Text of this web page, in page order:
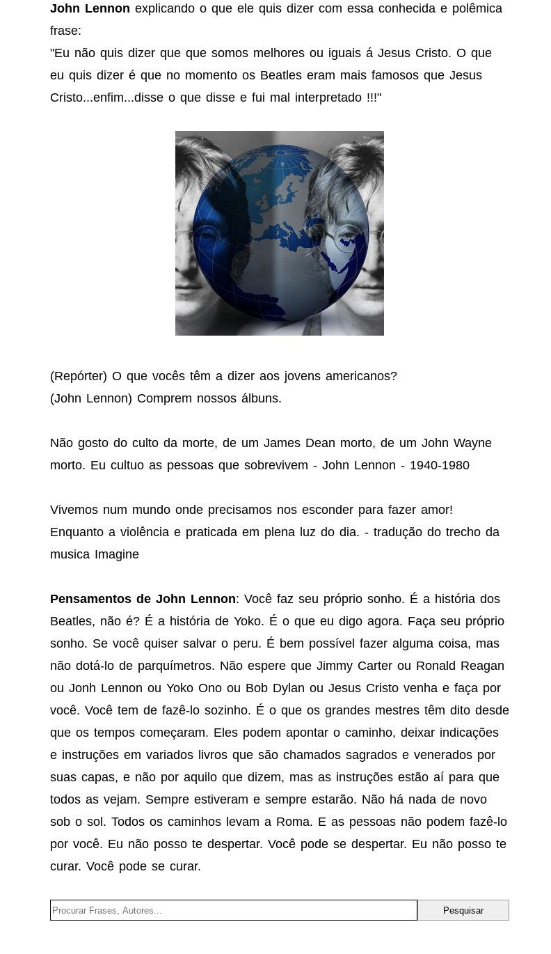
John Lennon explicando o que ele quis dizer com essa conhecida e polêmica
frase:
"Eu não quis dizer que que somos melhores ou iguais á Jesus Cristo. O que
eu quis dizer é que no momento os Beatles eram mais famosos que Jesus
Cristo...enfim...disse o que disse e fui mal interpretado !!!"
(Repórter) O que vocês têm a dizer aos jovens americanos?
(John Lennon) Comprem nossos álbuns.
Não gosto do culto da morte, de um James Dean morto, de um John Wayne
morto. Eu cultuo as pessoas que sobrevivem - John Lennon - 1940-1980
Vivemos num mundo onde precisamos nos esconder para fazer amor!
Enquanto a violência e praticada em plena luz do dia. - tradução do trecho da
musica Imagine
Pensamentos de John Lennon: Você faz seu próprio sonho. É a história dos
Beatles, não é? É a história de Yoko. É o que eu digo agora. Faça seu próprio
sonho. Se você quiser salvar o peru. É bem possível fazer alguma coisa, mas
não dotá-lo de parquímetros. Não espere que Jimmy Carter ou Ronald Reagan
ou Jonh Lennon ou Yoko Ono ou Bob Dylan ou Jesus Cristo venha e faça por
você. Você tem de fazê-lo sozinho. É o que os grandes mestres têm dito desde
que os tempos começaram. Eles podem apontar o caminho, deixar indicações
e instruções em variados livros que são chamados sagrados e venerados por
suas capas, e não por aquilo que dizem, mas as instruções estão aí para que
todos as vejam. Sempre estiveram e sempre estarão. Não há nada de novo
sob o sol. Todos os caminhos levam a Roma. E as pessoas não podem fazê-lo
por você. Eu não posso te despertar. Você pode se despertar. Eu não posso te
curar. Você pode se curar.